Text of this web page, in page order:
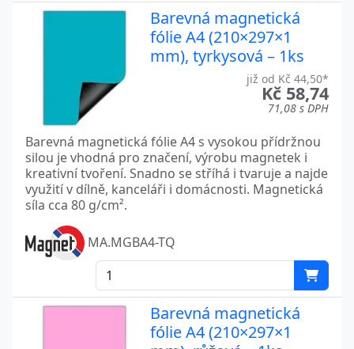
Barevná magnetická
fólie A4 (210×297×1
mm), tyrkysová – 1ks
již od Kč 44,50*
Kč 58,74
71,08 s DPH
Barevná magnetická fólie A4 s vysokou přídržnou
silou je vhodná pro značení, výrobu magnetek i
kreativní tvoření. Snadno se stříhá i tvaruje a najde
využití v dílně, kanceláři i domácnosti. Magnetická
síla cca 80 g/cm².
MA.MGBA4-TQ
Barevná magnetická
fólie A4 (210×297×1